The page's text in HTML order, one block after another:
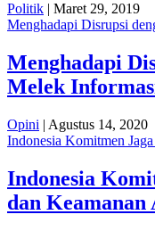
Politik | Maret 29, 2019
Menghadapi Disrupsi
Menghadapi
Melek
Opini | Agustus 14, 2020
Indonesia Komitmen
Indonesia
dan Keamanan